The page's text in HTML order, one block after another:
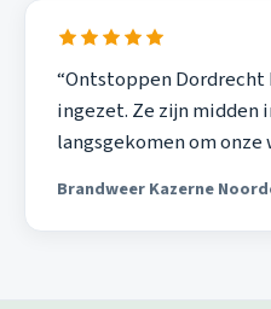
“Ontstoppen
ingezet. Ze zijn midden
langsgekomen om
Brandweer Kazerne